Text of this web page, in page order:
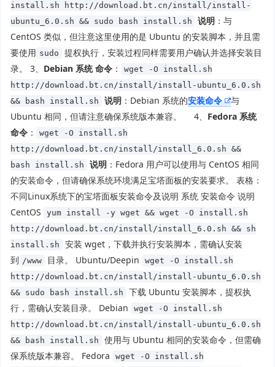
install.sh http://download.bt.cn/install/install-
ubuntu_6.0.sh && sudo bash install.sh
说明 ：与
CentOS 类似，但注意这里使用的是 Ubuntu 的安装脚本，并且需
要使用 sudo
提权执行，安装过程同样需要用户确认并选择安装目
录。 3、 Debian 系统 命令 ：
wget -O install.sh
http://download.bt.cn/install/install-ubuntu_6.0.sh
&& bash install.sh
说明 ：Debian 系统的安装命令
与
Ubuntu 相同，但请注意确保系统版本兼容。 4、 Fedora 系统
命令 ：
wget -O install.sh
http://download.bt.cn/install/install_6.0.sh &&
bash install.sh
说明 ：Fedora 用户可以使用与 CentOS 相同
的安装命令，但请确保系统环境满足宝塔面板的安装要求。 表格：
不同Linux系统下的宝塔面板安装命令及说明 系统 安装命令 说明
CentOS
yum install -y wget && wget -O install.sh
http://download.bt.cn/install/install_6.0.sh && sh
install.sh
安装 wget，下载并执行安装脚本，需确认安装
到 /www 目录。 Ubuntu/Deepin
wget -O install.sh
http://download.bt.cn/install/install-ubuntu_6.0.sh
&& sudo bash install.sh
下载 Ubuntu 安装脚本，提权执
行，需确认安装目录。 Debian
wget -O install.sh
http://download.bt.cn/install/install-ubuntu_6.0.sh
&& bash install.sh
使用与 Ubuntu 相同的安装命令，但需确
保系统版本兼容。 Fedora
wget -O install.sh